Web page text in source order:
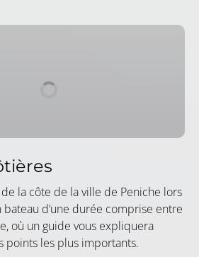
la côte de la ville de Peniche lors
bateau d’une durée comprise entre
où un guide vous expliquera
points les plus importants.